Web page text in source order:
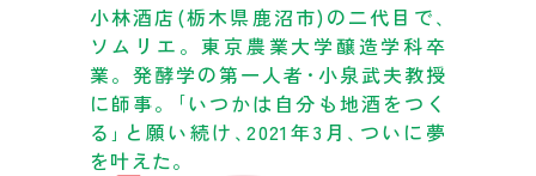
小林酒店(栃木県鹿沼市)の二代目で､
ソムリエ。東京農業大学醸造学科卒
業。発酵学の第一人者･小泉武夫教授
に師事。｢いつかは自分も地酒をつく
る｣と願い続け､2021年3月､ついに夢
を叶えた。